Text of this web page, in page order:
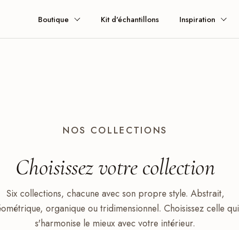
Boutique Kit d'échantillons Inspiration
NOS COLLECTIONS
Choisissez votrecollection
Six collections, chacune avec son propre style. Abstrait,
organique ou tridimensionnel. Choisissez celle qui
s'harmonise le mieux avec votre intérieur.